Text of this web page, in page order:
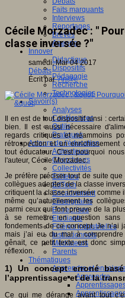
Faits marquants
Interviews
Reportages
Brèves
Agenda
Innover
Didactique
Dispositifs
Pédagogie
Recherche
Technologies
Savoir(s)
Analyses
Conférences
Outils
Pratiques
Acteurs de l'éducation
Animateurs
Chercheurs
Collectivités
Editeurs
EdTech
Encadrement
Enseignants
Entreprises
Etudiants
Filières industrielles
Institutionnels
Médiateurs
Parents
Thématiques
Apprendre et
Apprendre
Cécile Morzadec : "
classe inversée ?"
samedi, Mar 04 2017
Débats
Écrit parAn@é
Il en est de tout dispositif ainsi :
bien. Il est aussi nécessaire
regards critiques et néammoins
rétrospection et un
tout éducateur. C'est pourquoi
l'auteur, Cécile Morzadec.
Je préfère préciser tout de suite
collègues adeptes de la classe
critiquent la classe inversée
même qu’actuellement les
parmi ceux qui font preuve de la
à se remettre en question sans
fondements de ce concept. Je n’ai
mais j’ai eu du mal à
gênait, ce petit texte est donc
réflexion.
1) Un concept erroné
l’apprentissage et de la
Ce qui me dérange avant tout